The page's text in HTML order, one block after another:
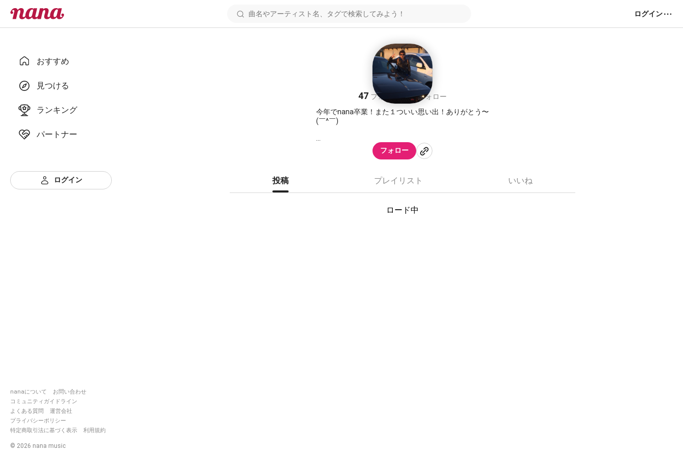
ログイン
おすすめ
見つける
ランキング
パートナー
ログイン
nanaについて
お問い合わせ
コミュニティガイドライン
よくある質問
運営会社
プライバシーポリシー
特定商取引法に基づく表示
利用規約
© 2026 nana music
TAKA XIII
47 フォロワー48 フォロー
今年でnana卒業！また１ついい思い出！ありがとう〜
(￣^￣)ゞ
フォロー
投稿 プレイリスト いいね
ロード中